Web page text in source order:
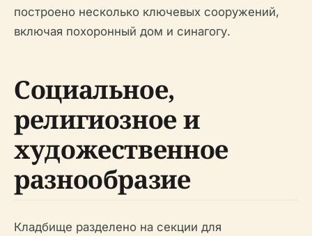
построено несколько ключевых сооружений,
включая похоронный дом и синагогу.
Социальное,
религиозное и
художественное
разнообразие
Кладбище разделено на секции для